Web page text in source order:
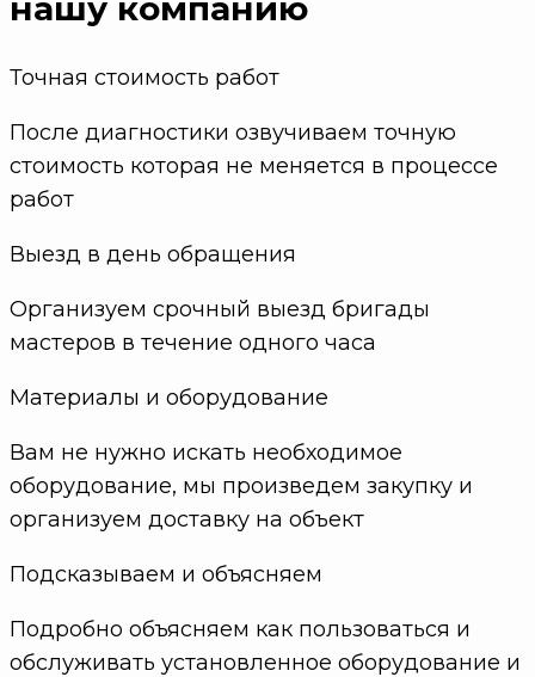
Точная стоимость работ
После диагностики озвучиваем точную
стоимость которая не меняется в процессе
работ
Выезд в день обращения
Организуем срочный выезд бригады
мастеров в течение одного часа
Материалы и оборудование
Вам не нужно искать необходимое
оборудование, мы произведем закупку и
организуем доставку на объект
Подсказываем и объясняем
Подробно объясняем как пользоваться и
обслуживать установленное оборудование и